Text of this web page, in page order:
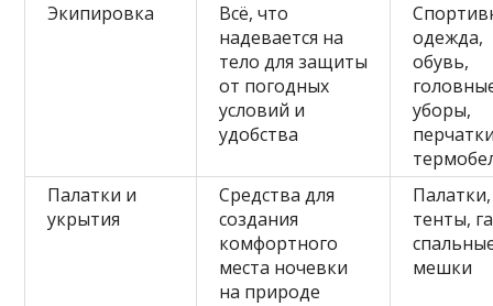
Экипировка
Всё, что
надевается на
тело для защиты
от погодных
условий и
удобства
одежда,
обувь,
уборы,
Палатки и
укрытия
Средства для
создания
комфортного
места ночевки
на природе
Палатки,
тенты,
мешки